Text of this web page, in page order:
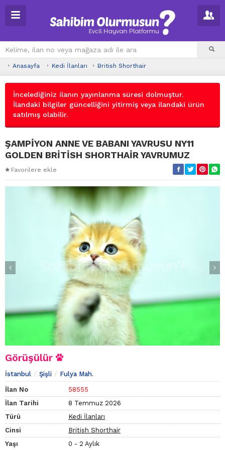
Anasayfa Kedi İlanları British Shorthair
İncelediğiniz ilanın yayınlanma süresi dolmuştur.
İlandaki bilgiler güncelliğini yitirmiş veya ilandaki ürün
satılmış olabilir.
ŞAMPİYON ANNE VE BABANI YAVRUSU NY11
GOLDEN BRİTİSH SHORTHAİR YAVRUMUZ
Favorilere ekle
Görüşülür
İstanbul Şişli Fulya Mah.
İlan No
58555
İlan Tarihi
8 Temmuz 2026
Türü
Kedi İlanları
Cinsi
British Shorthair
Yaşı
0 - 2 Aylık